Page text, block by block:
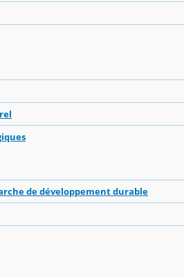
de développement durable